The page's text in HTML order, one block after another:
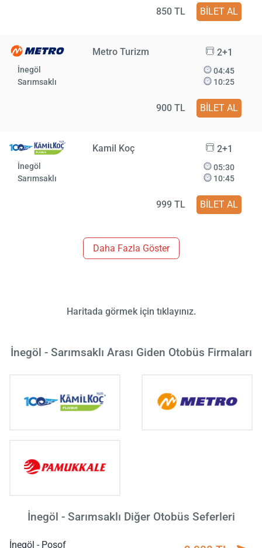
850 TL BİLET AL
Metro Turizm 2+1
İnegöl
Sarımsaklı
04:45
10:25
900 TL BİLET AL
Kamil Koç 2+1
İnegöl
Sarımsaklı
05:30
10:45
999 TL BİLET AL
Daha Fazla Göster
Haritada görmek için tıklayınız.
İnegöl - Sarımsaklı Arası Giden Otobüs Firmaları
İnegöl - Sarımsaklı Diğer Otobüs Seferleri
İnegöl - Posof